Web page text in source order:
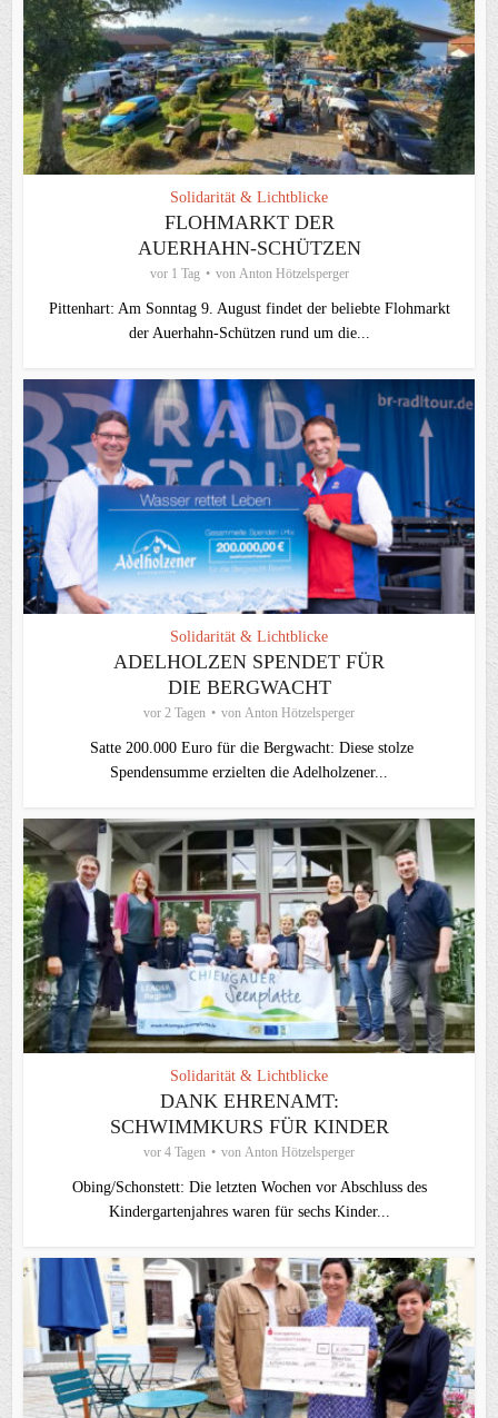
Solidarität & Lichtblicke
FLOHMARKT DER
AUERHAHN-SCHÜTZEN
vor 1 Tag von Anton Hötzelsperger
Pittenhart: Am Sonntag 9. August findet der beliebte Flohmarkt
der Auerhahn-Schützen rund um die...
Solidarität & Lichtblicke
ADELHOLZEN SPENDET FÜR
DIE BERGWACHT
vor 2 Tagen von Anton Hötzelsperger
Satte 200.000 Euro für die Bergwacht: Diese stolze
Spendensumme erzielten die Adelholzener...
Solidarität & Lichtblicke
DANK EHRENAMT:
SCHWIMMKURS FÜR KINDER
vor 4 Tagen von Anton Hötzelsperger
Obing/Schonstett: Die letzten Wochen vor Abschluss des
Kindergartenjahres waren für sechs Kinder...